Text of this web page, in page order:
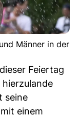
Männer in der
Feiertag
seine
einem